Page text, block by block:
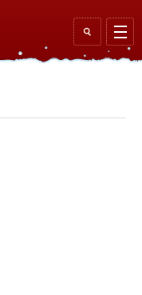
Search
form